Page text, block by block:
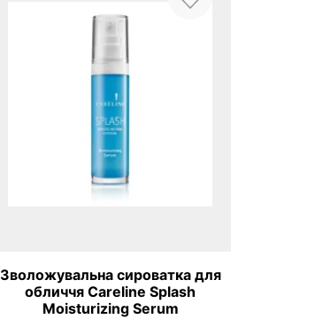
Зволожувальна сироватка для
обличчя Careline Splash
Moisturizing Serum